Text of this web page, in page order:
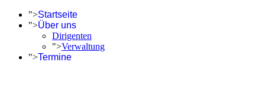
">Startseite
">Über uns
Dirigenten
">Verwaltung
">Termine